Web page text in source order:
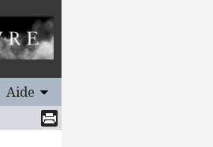
Aide